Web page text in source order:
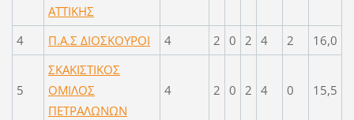
ΑΤΤΙΚΗΣ
4 Π.Α.Σ ΔΙΟΣΚΟΥΡΟΙ 4 2 0 2 4 2 16,0
5
ΣΚΑΚΙΣΤΙΚΟΣ
ΟΜΙΛΟΣ
ΠΕΤΡΑΛΩΝΩΝ
4 2 0 2 4 0 15,5